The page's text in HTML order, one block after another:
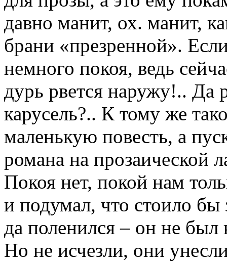
давно манит, ох. манит,
брани «презренной».
немного покоя, ведь
дурь рвется наружу!.. Да
карусель?.. К тому же
маленькую повесть, а
романа на прозаической
Покоя нет, покой нам
и подумал, что стоило бы
да поленился – он не был
Но не исчезли, они